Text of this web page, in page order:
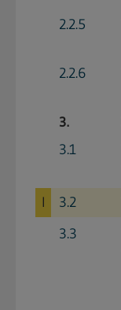
2.2.5
2.2.6
3.
3.1
I
3.2
3.3